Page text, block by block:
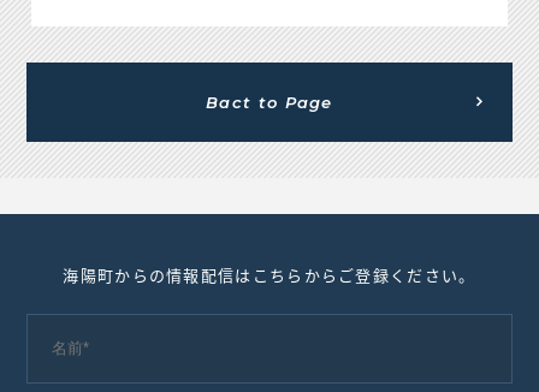
Bact to Page
海陽町からの情報配信はこちらからご登録ください。